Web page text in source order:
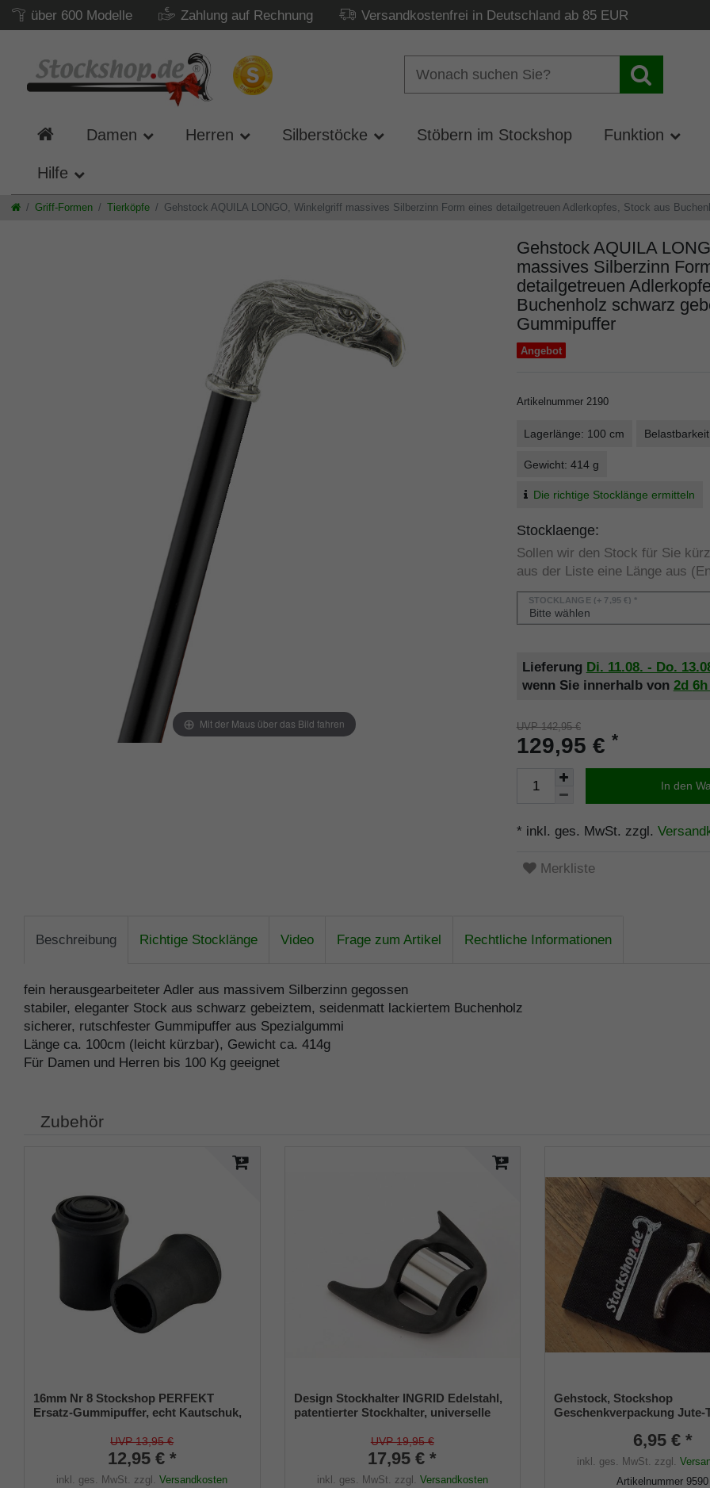
über 600 Modelle Zahlung auf Rechnung Versandkostenfrei in Deutschland ab 85 EUR
Damen Herren Silberstöcke Stöbern im Stockshop Funktion
Hilfe
Griff-Formen Tierköpfe Gehstock AQUILA LONGO, Winkelgriff massives Silberzinn Form eines detailgetreuen Adlerkopfes, Stock aus
Mit der Maus über das Bild fahren
Gehstock AQUILA
massives Silberzinn
detailgetreuen
Buchenholz schwarz
Gummipuffer
Angebot
Artikelnummer 2190
Lagerlänge: 100 cm
Gewicht: 414 g
Die richtige Stocklänge ermitteln
Stocklaenge:
Sollen wir den Stock für Sie
aus der Liste eine Länge aus
STOCKLÄNGE (+ 7,95 €) *
Lieferung Di. 11.08. - Do.
wenn Sie innerhalb von 2d 6h
UVP 142,95 €
129,95 € *
In den
* inkl. ges. MwSt. zzgl.
Merkliste
Beschreibung Richtige Stocklänge Video Frage zum Artikel Rechtliche Informationen
fein herausgearbeiteter Adler aus massivem Silberzinn gegossen
stabiler, eleganter Stock aus schwarz gebeiztem, seidenmatt lackiertem Buchenholz
sicherer, rutschfester Gummipuffer aus Spezialgummi
Länge ca. 100cm (leicht kürzbar), Gewicht ca. 414g
Für Damen und Herren bis 100 Kg geeignet
Zubehör
16mm Nr 8 Stockshop PERFEKT
Ersatz-Gummipuffer, echt Kautschuk,
UVP 13,95 €
12,95 € *
inkl. ges. MwSt. zzgl.Versandkosten
Design Stockhalter INGRID Edelstahl,
patentierter Stockhalter, universelle
UVP 19,95 €
17,95 € *
inkl. ges. MwSt. zzgl. Versandkosten
Gehstock, Stockshop
Geschenkverpackung Jute-
6,95 € *
inkl. ges. MwSt. zzgl.
Artikelnummer9590